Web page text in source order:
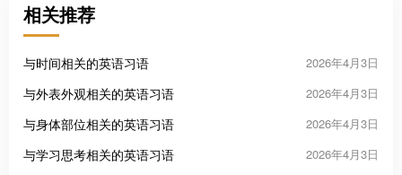
相关推荐
与时间相关的英语习语 2026年4月3日
与外表外观相关的英语习语 2026年4月3日
与身体部位相关的英语习语 2026年4月3日
与学习思考相关的英语习语 2026年4月3日